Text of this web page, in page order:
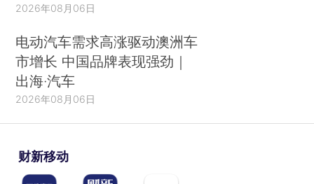
2026年08月06日
电动汽车需求高涨驱动澳洲车
市增长 中国品牌表现强劲｜
出海·汽车
2026年08月06日
财新移动